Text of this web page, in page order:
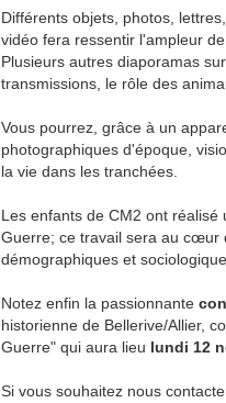
Différents objets, photos,
vidéo fera ressentir l'ampleur
Plusieurs autres diaporamas
transmissions, le rôle des
Vous pourrez, grâce à un
photographiques d'époque,
la vie dans les tranchées.
Les enfants de CM2 ont
Guerre; ce travail sera au cœur
démographiques et
Notez enfin la passionnante
historienne de Bellerive/Allier,
Guerre" qui aura lieu lundi 12
Si vous souhaitez nous